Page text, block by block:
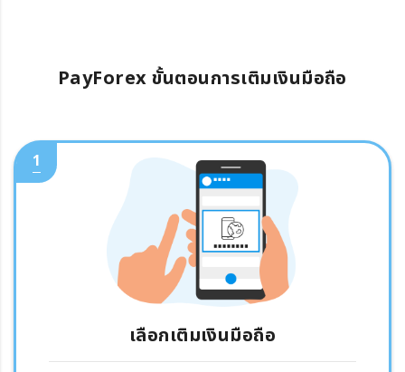
PayForex ขั้นตอนการเติมเงินมือถือ
1
เลือกเติมเงินมือถือ